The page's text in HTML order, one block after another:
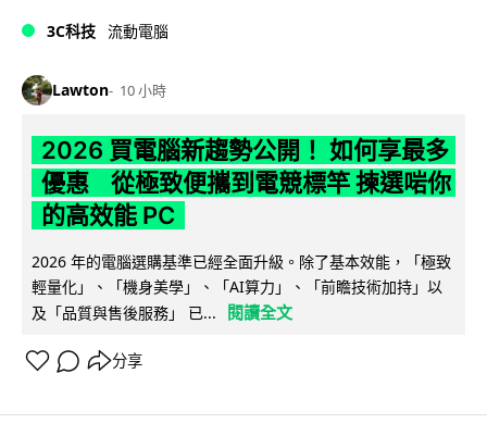
3C科技 流動電腦
Lawton 10 小時
2026 買電腦新趨勢公開！ 如何享最多
優惠 從極致便攜到電競標竿 揀選啱你
的高效能 PC
2026 年的電腦選購基準已經全面升級。除了基本效能，「極致
輕量化」、「機身美學」、「AI算力」、「前瞻技術加持」以
及「品質與售後服務」 已...
閱讀全文
分享